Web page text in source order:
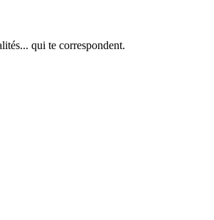
qui te correspondent.